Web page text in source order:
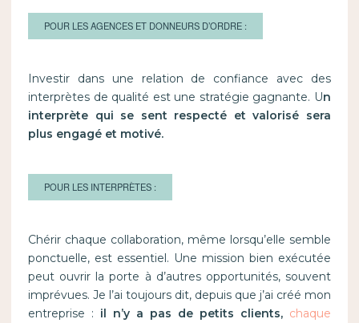
POUR LES AGENCES ET DONNEURS D’ORDRE :
Investir dans une relation de confiance avec des
interprètes de qualité est une stratégie gagnante. Un
interprète qui se sent respecté et valorisé sera
plus engagé et motivé.
POUR LES INTERPRÈTES :
Chérir chaque collaboration, même lorsqu’elle semble
ponctuelle, est essentiel. Une mission bien exécutée
peut ouvrir la porte à d’autres opportunités, souvent
imprévues. Je l’ai toujours dit, depuis que j’ai créé mon
entreprise : il n’y a pas de petits clients, chaque